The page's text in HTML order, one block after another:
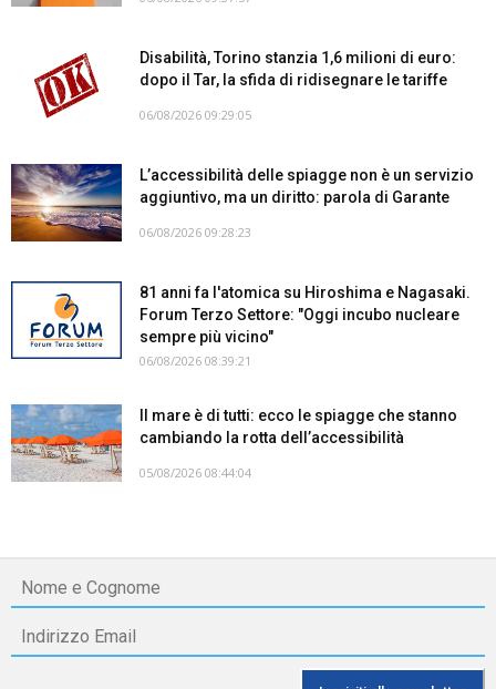
Disabilità, Torino stanzia 1,6 milioni di euro:
dopo il Tar, la sfida di ridisegnare le tariffe
06/08/2026 09:29:05
L’accessibilità delle spiagge non è un servizio
aggiuntivo, ma un diritto: parola di Garante
06/08/2026 09:28:23
81 anni fa l'atomica su Hiroshima e Nagasaki.
Forum Terzo Settore: "Oggi incubo nucleare
sempre più vicino"
06/08/2026 08:39:21
Il mare è di tutti: ecco le spiagge che stanno
cambiando la rotta dell’accessibilità
05/08/2026 08:44:04